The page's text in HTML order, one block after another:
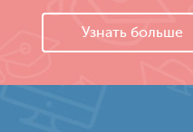
Узнать больше